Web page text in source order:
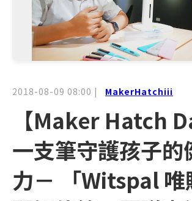
2018-08-09 08:00 | MakerHatchiii
【Maker Hatch
一支筆守護孩子的
力－ 「Witspal 唯